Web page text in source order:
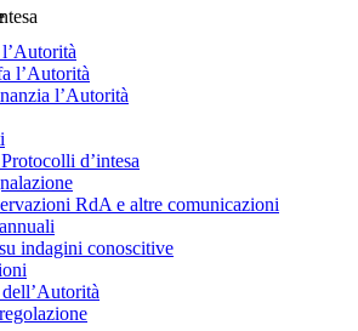
l’Autorità
l’Autorità
l’Autorità
d’intesa
RdA e altre comunicazioni
indagini conoscitive